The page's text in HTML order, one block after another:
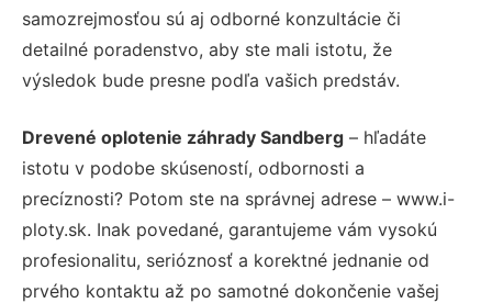
samozrejmosťou sú aj odborné konzultácie či
detailné poradenstvo, aby ste mali istotu, že
výsledok bude presne podľa vašich predstáv.
Drevené oplotenie záhrady Sandberg – hľadáte
istotu v podobe skúseností, odbornosti a
precíznosti? Potom ste na správnej adrese – www.i-
ploty.sk. Inak povedané, garantujeme vám vysokú
profesionalitu, serióznosť a korektné jednanie od
prvého kontaktu až po samotné dokončenie vašej